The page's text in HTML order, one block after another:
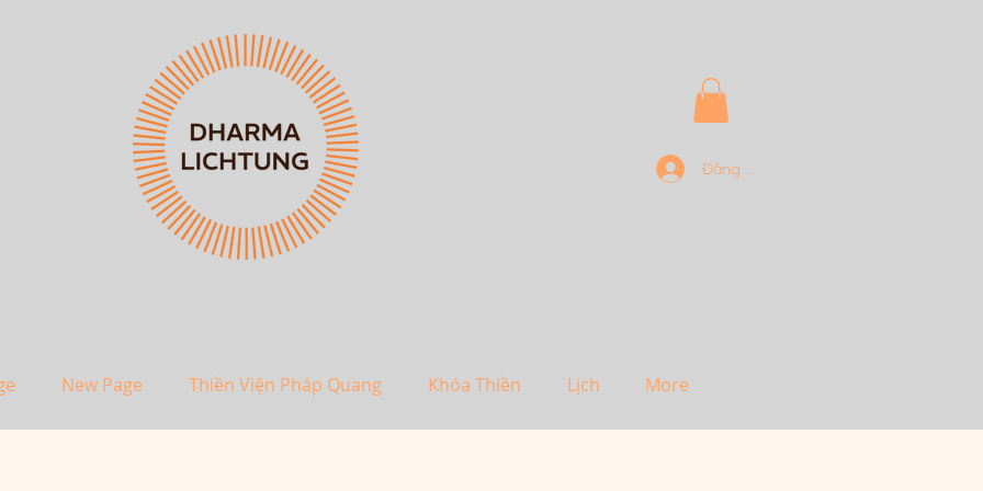
Đăng nhập
New Page Thiền Viện Pháp Quang Khóa Thiền Lịch More